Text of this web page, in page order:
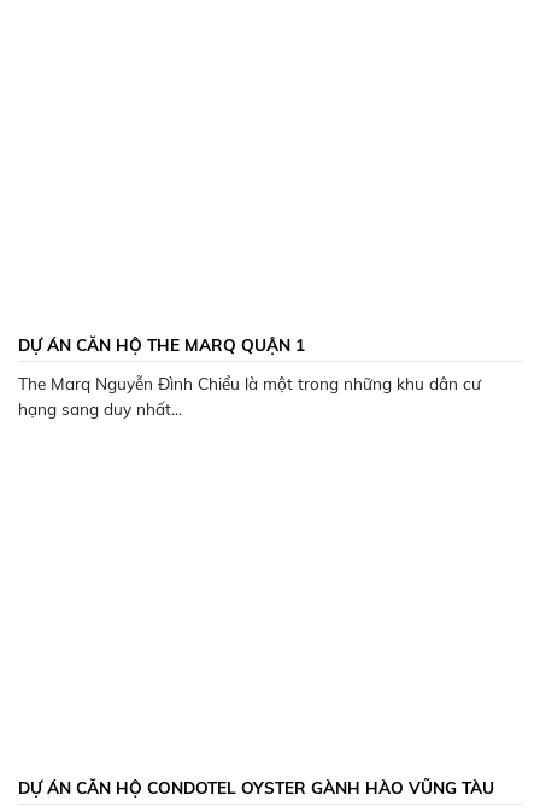
DỰ ÁN CĂN HỘ THE MARQ QUẬN 1
The Marq Nguyễn Đình Chiểu là một trong những khu dân cư
hạng sang duy nhất...
DỰ ÁN CĂN HỘ CONDOTEL OYSTER GÀNH HÀO VŨNG TÀU